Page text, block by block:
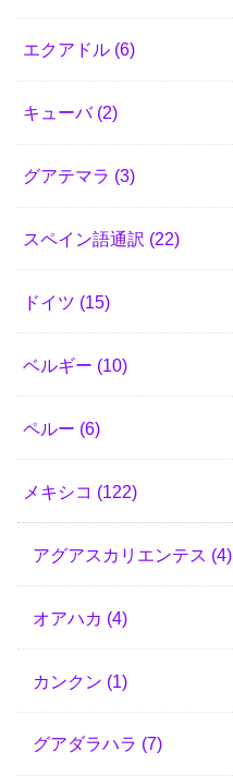
エクアドル (6)
キューバ (2)
グアテマラ (3)
スペイン語通訳 (22)
ドイツ (15)
ベルギー (10)
ペルー (6)
メキシコ (122)
アグアスカリエンテス (4)
オアハカ (4)
カンクン (1)
グアダラハラ (7)